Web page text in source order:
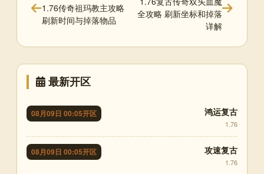
1.76传奇祖玛教主攻略
刷新时间与掉落物品
全攻略 刷新坐标和掉落
详解
最新开区
08月09日 00:05开区 鸿运复古
1.76
08月09日 00:05开区 攻速复古
1.76